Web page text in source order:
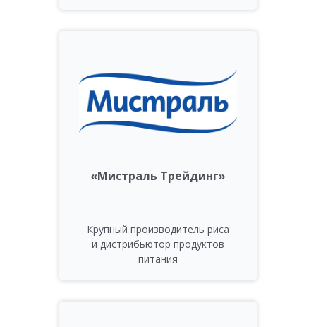
«Мистраль Трейдинг»
Крупный производитель риса
и дистрибьютор продуктов
питания